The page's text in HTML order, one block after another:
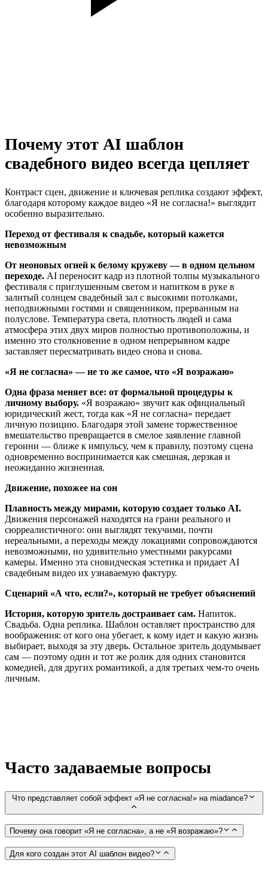
Почему этот AI шаблон
свадебного видео всегда цепляет
Контраст сцен, движение и ключевая реплика создают эффект,
благодаря которому каждое видео «Я не согласна!» выглядит
особенно выразительно.
Переход от фестиваля к свадьбе, который кажется
невозможным
От неоновых огней к белому кружеву — в одном цельном
переходе. AI переносит кадр из плотной толпы музыкального
фестиваля с приглушенным светом и напитком в руке в
залитый солнцем свадебный зал с высокими потолками,
неподвижными гостями и священником, прерванным на
полуслове. Температура света, плотность людей и сама
атмосфера этих двух миров полностью противоположны, и
именно это столкновение в одном непрерывном кадре
заставляет пересматривать видео снова и снова.
«Я не согласна» — не то же самое, что «Я возражаю»
Одна фраза меняет все: от формальной процедуры к
личному выбору. «Я возражаю» звучит как официальный
юридический жест, тогда как «Я не согласна» передает
личную позицию. Благодаря этой замене торжественное
вмешательство превращается в смелое заявление главной
героини — ближе к импульсу, чем к правилу, поэтому сцена
одновременно воспринимается как смешная, дерзкая и
неожиданно жизненная.
Движение, похожее на сон
Плавность между мирами, которую создает только AI.
Движения персонажей находятся на грани реального и
сюрреалистичного: они выглядят текучими, почти
нереальными, а переходы между локациями сопровождаются
невозможными, но удивительно уместными ракурсами
камеры. Именно эта сновидческая эстетика и придает AI
свадебным видео их узнаваемую фактуру.
Сценарий «А что, если?», который не требует объяснений
История, которую зритель достраивает сам. Напиток.
Свадьба. Одна реплика. Шаблон оставляет пространство для
воображения: от кого она убегает, к кому идет и какую жизнь
выбирает, выходя за эту дверь. Остальное зритель додумывает
сам — поэтому один и тот же ролик для одних становится
комедией, для других романтикой, а для третьих чем-то очень
личным.
Часто задаваемые вопросы
Что представляет собой эффект «Я не согласна!» на miadance?
Почему она говорит «Я не согласна», а не «Я возражаю»?
Для кого создан этот AI шаблон видео?